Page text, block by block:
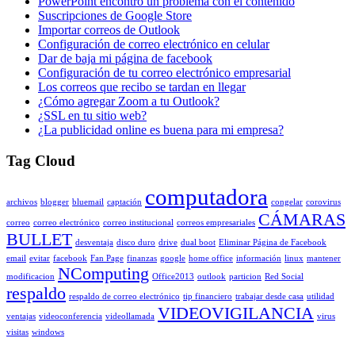
Suscripciones de Google Store
Importar correos de Outlook
Configuración de correo electrónico en celular
Dar de baja mi página de facebook
Configuración de tu correo electrónico empresarial
Los correos que recibo se tardan en llegar
¿Cómo agregar Zoom a tu Outlook?
¿SSL en tu sitio web?
¿La publicidad online es buena para mi empresa?
Tag Cloud
archivos blogger bluemail captación computadora congelar corovirus
correo correo electrónico correo institucional correos empresariales CÁMARAS
BULLET desventaja disco duro drive dual boot Eliminar Página de Facebook
email evitar facebook Fan Page finanzas google home office información linux mantener
modificacion NComputing Office2013 outlook particion Red Social
respaldo respaldo de correo electrónico tip financiero trabajar desde casa utilidad
ventajas videoconferencia videollamada VIDEOVIGILANCIA virus
visitas windows